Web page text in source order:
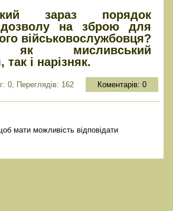
зараз порядок
на зброю для
військовослужбовця?
як мисливський
так і нарізняк.
0, Переглядів: 162 Коментарів: 0
мати можливість відповідати